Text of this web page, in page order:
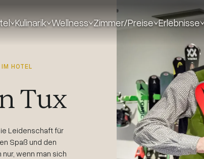
Kulinarik Wellness Zimmer/Preise Erlebnisse
HOTEL
Tux
Leidenschaft für
Spaß und den
wenn man sich